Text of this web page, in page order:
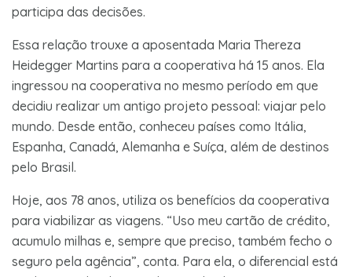
participa das decisões.
Essa relação trouxe a aposentada Maria Thereza
Heidegger Martins para a cooperativa há 15 anos. Ela
ingressou na cooperativa no mesmo período em que
decidiu realizar um antigo projeto pessoal: viajar pelo
mundo. Desde então, conheceu países como Itália,
Espanha, Canadá, Alemanha e Suíça, além de destinos
pelo Brasil.
Hoje, aos 78 anos, utiliza os benefícios da cooperativa
para viabilizar as viagens. “Uso meu cartão de crédito,
acumulo milhas e, sempre que preciso, também fecho o
seguro pela agência”, conta. Para ela, o diferencial está